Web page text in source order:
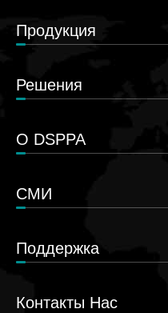
Продукция
Решения
О DSPPA
СМИ
Поддержка
Контакты Нас